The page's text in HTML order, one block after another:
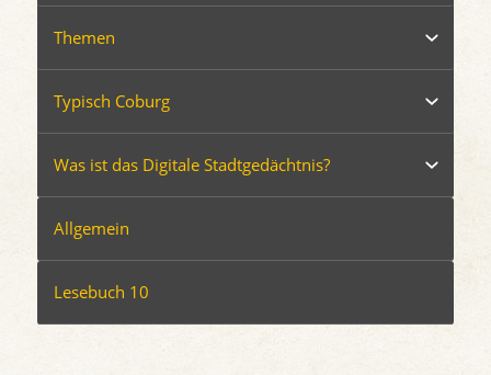
Themen
Typisch Coburg
Was ist das Digitale Stadtgedächtnis?
Allgemein
Lesebuch 10